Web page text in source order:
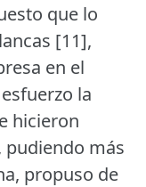
que lo
[11],
en el
la
hicieron
más
propuso de